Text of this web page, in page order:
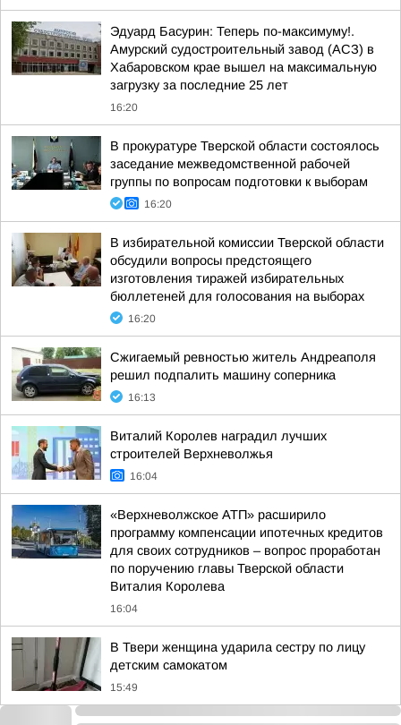
Эдуард Басурин: Теперь по-максимуму!.
Амурский судостроительный завод (АСЗ) в
Хабаровском крае вышел на максимальную
загрузку за последние 25 лет
16:20
В прокуратуре Тверской области состоялось
заседание межведомственной рабочей
группы по вопросам подготовки к выборам
16:20
В избирательной комиссии Тверской области
обсудили вопросы предстоящего
изготовления тиражей избирательных
бюллетеней для голосования на выборах
16:20
Сжигаемый ревностью житель Андреаполя
решил подпалить машину соперника
16:13
Виталий Королев наградил лучших
строителей Верхневолжья
16:04
«Верхневолжское АТП» расширило
программу компенсации ипотечных кредитов
для своих сотрудников – вопрос проработан
по поручению главы Тверской области
Виталия Королева
16:04
В Твери женщина ударила сестру по лицу
детским самокатом
15:49